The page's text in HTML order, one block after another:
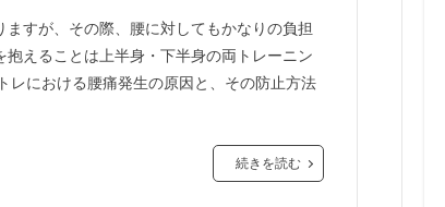
すが、その際、腰に対してもかなりの負担
えることは上半身・下半身の両トレーニン
レにおける腰痛発生の原因と、その防止方法
続きを読む